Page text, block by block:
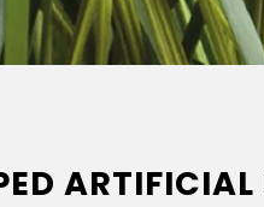
ARTIFICIAL